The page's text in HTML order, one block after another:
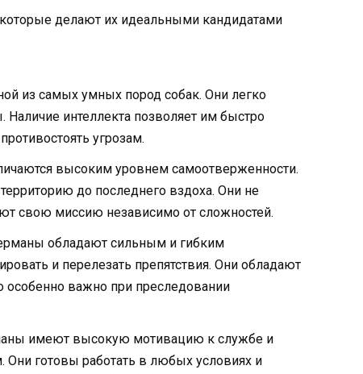
делают их идеальными кандидатами
из самых умных пород собак. Они легко
интеллекта позволяет им быстро
угрозам.
высоким уровнем самоотверженности.
до последнего вздоха. Они не
свою миссию независимо от сложностей.
обладают сильным и гибким
и перелезать препятствия. Они обладают
важно при преследовании
имеют высокую мотивацию к службе и
Они готовы работать в любых условиях и